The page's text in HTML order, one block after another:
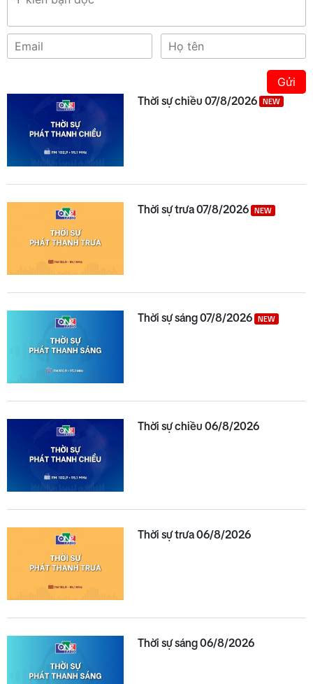
Gửi
Thời sự chiều 07/8/2026 NEW
Thời sự trưa 07/8/2026 NEW
Thời sự sáng 07/8/2026 NEW
Thời sự chiều 06/8/2026
Thời sự trưa 06/8/2026
Thời sự sáng 06/8/2026